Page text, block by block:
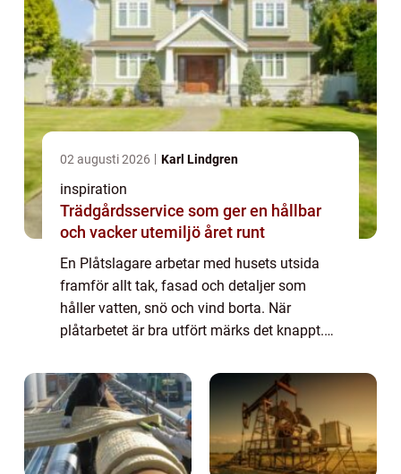
02 augusti 2026 Karl Lindgren
inspiration
Trädgårdsservice som ger en hållbar
och vacker utemiljö året runt
En Plåtslagare arbetar med husets utsida
framför allt tak, fasad och detaljer som
håller vatten, snö och vind borta. När
plåtarbetet är bra utfört märks det knappt.
taket håller tätt i många år utan att krä...